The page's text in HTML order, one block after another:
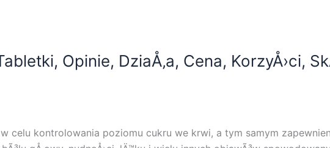
Opinie, DziaÅ‚a, Cena, KorzyÅ›ci,
celu kontrolowania poziomu cukru we krwi, a tym samym